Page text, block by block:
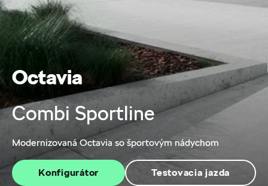
Octavia
Combi Sportline
Modernizovaná Octavia so športovým nádychom
Konfigurátor Testovacia jazda